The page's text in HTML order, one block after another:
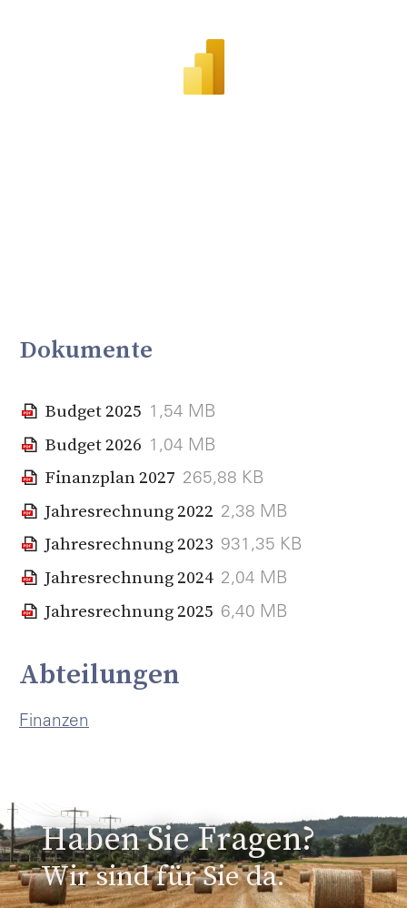
Dokumente
Budget 2025 1,54 MB
Budget 2026 1,04 MB
Finanzplan 2027 265,88 KB
Jahresrechnung 2022 2,38 MB
Jahresrechnung 2023 931,35 KB
Jahresrechnung 2024 2,04 MB
Jahresrechnung 2025 6,40 MB
Abteilungen
Finanzen
Haben Sie Fragen?
Wir sind für Sie da.